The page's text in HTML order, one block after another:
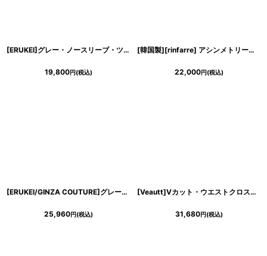
[ERUKEI]グレー・ノースリーブ・ツイード・切替・フレア・リボン・Aライン・ミニドレス・ワンピース[送料無料]
19,800円(税込)
[韓国製][rinfarre] アシンメトリー・フリル・半袖・シフォン・タイト・ミディアムドレス・ワンピース[奈月セナ着用][送料無料]
22,000円(税込)
[ERUKEI/GINZA COUTURE]グレー×イエロー・首元フリル・ノースリーブ・プリント・Aライン・ロングドレス[送料無料]
25,960円(税込)
[Veautt]Vカット・ウエストクロス・バックオープン・リボン・フレアロングドレス《送料＆代引き手数料無料》
31,680円(税込)
立てる一着。